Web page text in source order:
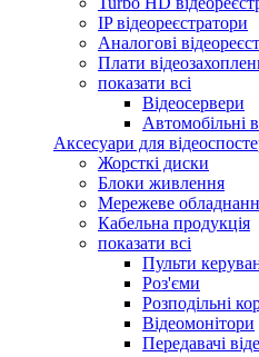
IP відеореєстратори
Аналогові
Плати
показати всі
Відеосервери
Автомобільні
Аксесуари для
Жорсткі диски
Блоки живлення
Мережеве
Кабельна продукція
показати всі
Пульти
Роз'єми
Розподільні
Відеомонітори
Передавачі